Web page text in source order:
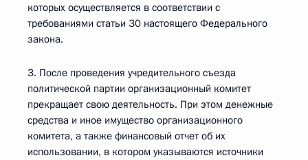
которых осуществляется в соответствии с
требованиями статьи 30 настоящего Федерального
закона.
3. После проведения учредительного съезда
политической партии организационный комитет
прекращает свою деятельность. При этом денежные
средства и иное имущество организационного
комитета, а также финансовый отчет об их
использовании, в котором указываются источники